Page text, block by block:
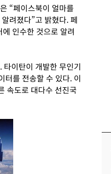
“페이스북이 얼마를
려졌다”고 밝혔다. 페
인수한 것으로 알려
이탄이 개발한 무인기
터를 전송할 수 있다. 이
속도로 대다수 선진국